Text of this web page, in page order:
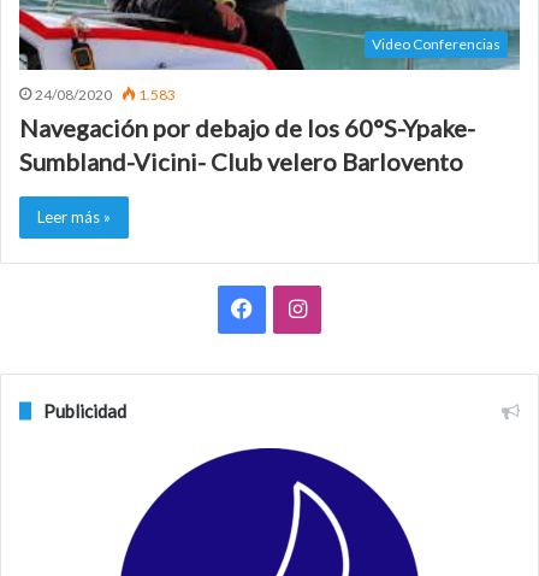
Video Conferencias
24/08/2020 1.583
Navegación por debajo de los 60°S-Ypake-
Sumbland-Vicini- Club velero Barlovento
Leer más »
e
I
t
a
Publicidad